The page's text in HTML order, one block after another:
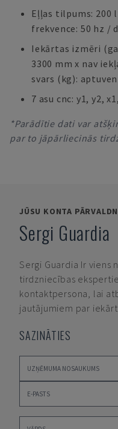
Eļļas tilpums: 200
frekvence: 50 hz /
Iekārtas izmēri
3300 mm x nav
svars (kg):
7 asu cnc: y1, y2,
*Parādītie dati var
par to jāpārliecinās
JŪSU KONTA
Sergi Guardia
Sergi Guardia Ir viens
tirdzniecības
kontaktpersona, lai
jautājumiem par
SAZINĀTIES